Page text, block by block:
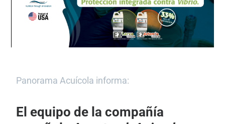
Panorama Acuícola informa:
El equipo de la compañía